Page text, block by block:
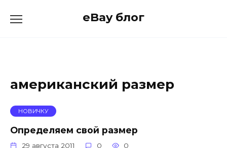
eBay блог
американский размер
НОВИЧКУ
Определяем свой размер
29 августа 2011 0 0